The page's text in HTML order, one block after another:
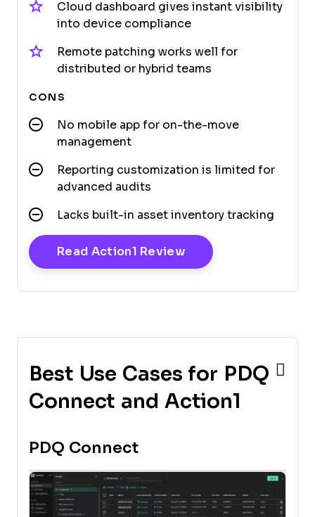
Cloud dashboard gives instant visibility
into device compliance
Remote patching works well for
distributed or hybrid teams
CONS
No mobile app for on-the-move
management
Reporting customization is limited for
advanced audits
Lacks built-in asset inventory tracking
Read Action1 ReviewOpens New Window
Best Use Cases for PDQ
Connect and Action1
PDQ Connect